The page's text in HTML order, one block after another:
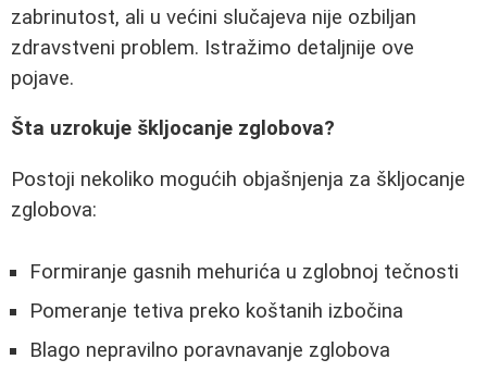
zabrinutost, ali u većini slučajeva nije ozbiljan
zdravstveni problem. Istražimo detaljnije ove
pojave.
Šta uzrokuje škljocanje zglobova?
Postoji nekoliko mogućih objašnjenja za škljocanje
zglobova:
Formiranje gasnih mehurića u zglobnoj tečnosti
Pomeranje tetiva preko koštanih izbočina
Blago nepravilno poravnavanje zglobova